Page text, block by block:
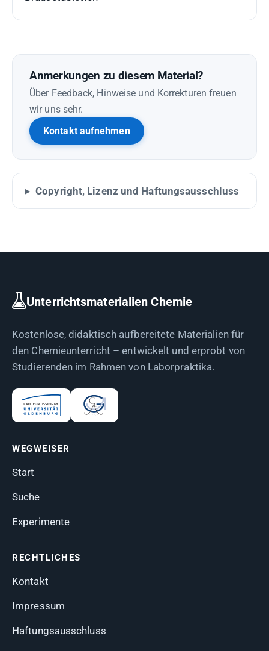
Anmerkungen zu diesem Material?
Über Feedback, Hinweise und Korrekturen freuen
wir uns sehr.
Kontakt aufnehmen
Copyright, Lizenz und Haftungsausschluss
Unterrichtsmaterialien Chemie
Kostenlose, didaktisch aufbereitete Materialien für
den Chemieunterricht – entwickelt und erprobt von
Studierenden im Rahmen von Laborpraktika.
WEGWEISER
Start
Suche
Experimente
RECHTLICHES
Kontakt
Impressum
Haftungsausschluss